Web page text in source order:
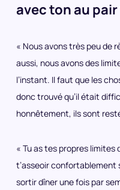
avec ton au pair
« Nous avons très peu de
aussi, nous avons des
l’instant. Il faut que les
donc trouvé qu’il était
honnêtement, ils sont
« Tu as tes propres
t’asseoir confortablement
sortir dîner une fois par